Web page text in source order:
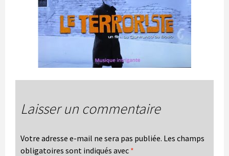
Laisser un commentaire
Votre adresse e-mail ne sera pas publiée. Les champs
obligatoires sont indiqués avec *